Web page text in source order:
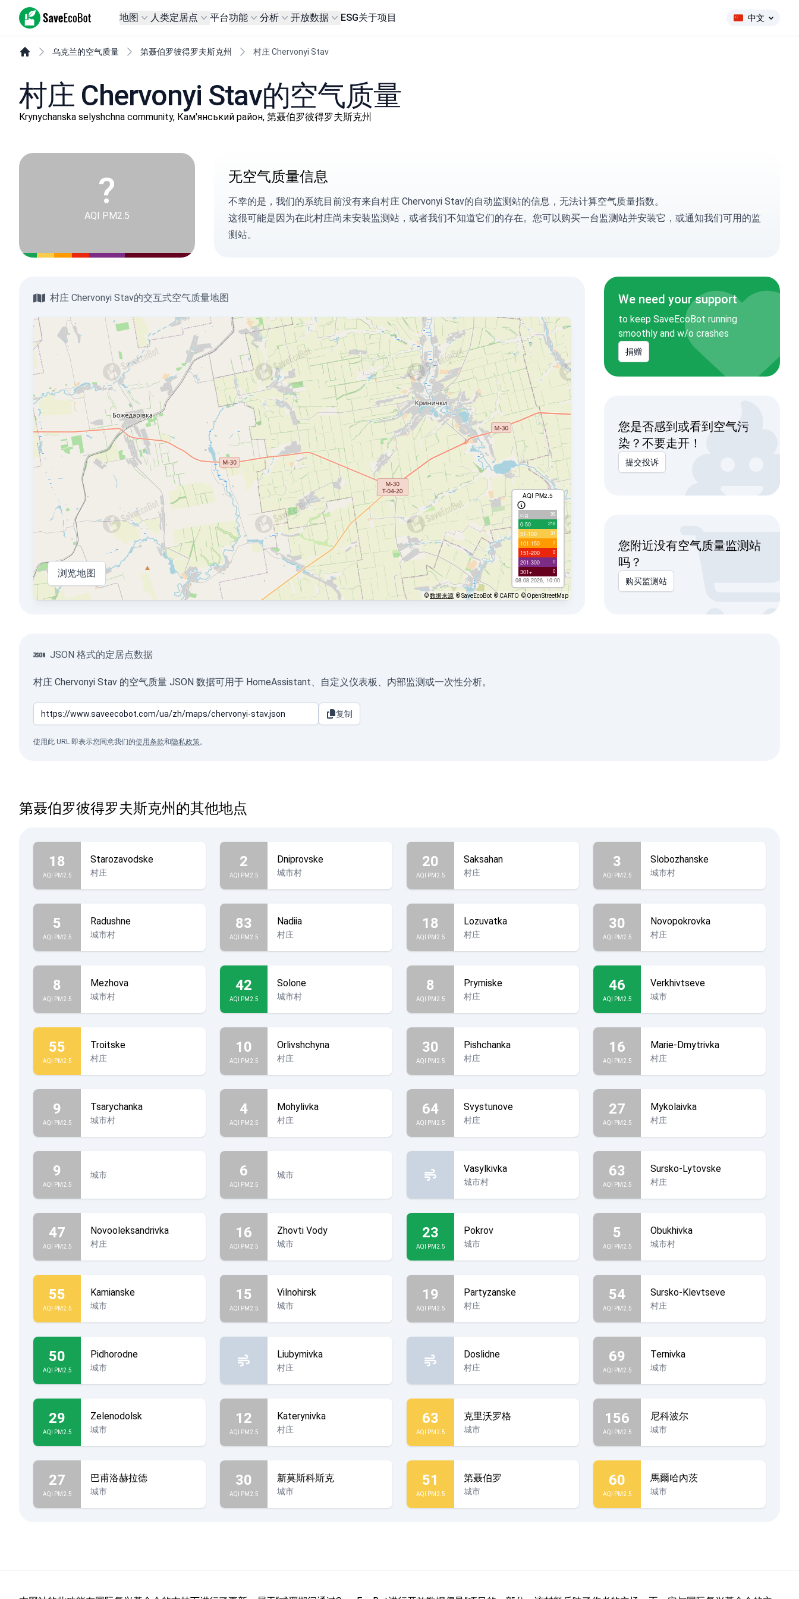
SaveEcoBot 地图 人类定居点 平台功能 分析 开放数据 ESG关于项目 中文
乌克兰的空气质量 第聂伯罗彼得罗夫斯克州 村庄 Chervonyi Stav
村庄 Chervonyi Stav的空气质量
Krynychanska selyshchna community, Кам'янський район, 第聂伯罗彼得罗夫斯克州
?
AQI PM2.5
无空气质量信息
不幸的是，我们的系统目前没有来自村庄 Chervonyi Stav的自动监测站的信息，无法计算空气质量指数。
这很可能是因为在此村庄尚未安装监测站，或者我们不知道它们的存在。您可以购买一台监测站并安装它，或通知我们可用的监
测站。
村庄 Chervonyi Stav的交互式空气质量地图
AQI PM2.5
с/д 99
0-50 218
51-100 31
101-150 2
151-200 0
201-300 0
301+ 0
08.08.2026, 10:00
浏览地图
©数据来源 © SaveEcoBot © CARTO © OpenStreetMap
We need your support
to keep SaveEcoBot running
smoothly and w/o crashes
捐赠
您是否感到或看到空气污
染？不要走开！
提交投诉
您附近没有空气质量监测站
吗？
购买监测站
JSON 格式的定居点数据
村庄 Chervonyi Stav 的空气质量 JSON 数据可用于 HomeAssistant、自定义仪表板、内部监测或一次性分析。
复制
使用此 URL 即表示您同意我们的使用条款和隐私政策。
第聂伯罗彼得罗夫斯克州的其他地点
18
AQI PM2.5
Starozavodske
村庄
2
AQI PM2.5
Dniprovske
城市村
20
AQI PM2.5
Saksahan
村庄
3
AQI PM2.5
Slobozhanske
城市村
5
AQI PM2.5
Radushne
城市村
83
AQI PM2.5
Nadiia
村庄
18
AQI PM2.5
Lozuvatka
村庄
30
AQI PM2.5
Novopokrovka
村庄
8
AQI PM2.5
Mezhova
城市村
42
AQI PM2.5
Solone
城市村
8
AQI PM2.5
Prymiske
村庄
46
AQI PM2.5
Verkhivtseve
城市
55
AQI PM2.5
Troitske
村庄
10
AQI PM2.5
Orlivshchyna
村庄
30
AQI PM2.5
Pishchanka
村庄
16
AQI PM2.5
Marie-Dmytrivka
村庄
9
AQI PM2.5
Tsarychanka
城市村
4
AQI PM2.5
Mohylivka
村庄
64
AQI PM2.5
Svystunove
村庄
27
AQI PM2.5
Mykolaivka
村庄
9
AQI PM2.5
城市 6
AQI PM2.5
城市
Vasylkivka
城市村
63
AQI PM2.5
Sursko-Lytovske
村庄
47
AQI PM2.5
Novooleksandrivka
村庄
16
AQI PM2.5
Zhovti Vody
城市
23
AQI PM2.5
Pokrov
城市
5
AQI PM2.5
Obukhivka
城市村
55
AQI PM2.5
Kamianske
城市
15
AQI PM2.5
Vilnohirsk
城市
19
AQI PM2.5
Partyzanske
村庄
54
AQI PM2.5
Sursko-Klevtseve
村庄
50
AQI PM2.5
Pidhorodne
城市
Liubymivka
村庄
Doslidne
村庄
69
AQI PM2.5
Ternivka
城市
29
AQI PM2.5
Zelenodolsk
城市
12
AQI PM2.5
Katerynivka
村庄
63
AQI PM2.5
克里沃罗格
城市
156
AQI PM2.5
尼科波尔
城市
27
AQI PM2.5
巴甫洛赫拉德
城市
30
AQI PM2.5
新莫斯科斯克
城市
51
AQI PM2.5
第聂伯罗
城市
60
AQI PM2.5
馬爾哈內茨
城市